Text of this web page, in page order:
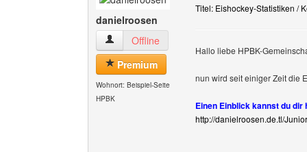
danielroosen
danielroosen Benutzer-Profile anzeigen
Offline
Premium
Wohnort: Beispiel-Seite
HPBK
Titel: Eishockey-Statistiken /
Hallo liebe HPBK-
nun wird seit einiger Zeit die
Einen Einblick kannst du
http://danielroosen.de.tl/